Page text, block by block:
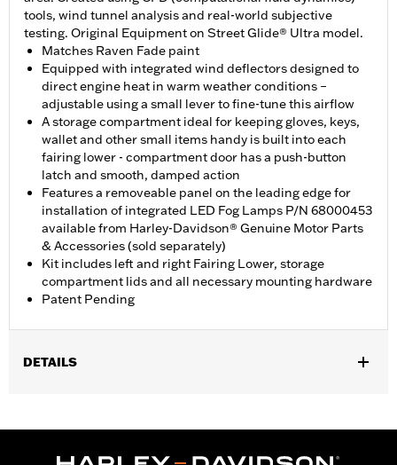
tools, wind tunnel analysis and real-world subjective
testing. Original Equipment on Street Glide® Ultra model.
Matches Raven Fade paint
Equipped with integrated wind deflectors designed to
direct engine heat in warm weather conditions –
adjustable using a small lever to fine-tune this airflow
A storage compartment ideal for keeping gloves, keys,
wallet and other small items handy is built into each
fairing lower - compartment door has a push-button
latch and smooth, damped action
Features a removeable panel on the leading edge for
installation of integrated LED Fog Lamps P/N 68000453
available from Harley-Davidson® Genuine Motor Parts
& Accessories (sold separately)
Kit includes left and right Fairing Lower, storage
compartment lids and all necessary mounting hardware
Patent Pending
DETAILS
erfordern Motorschutzbügel P/N 49000284 oder P/N